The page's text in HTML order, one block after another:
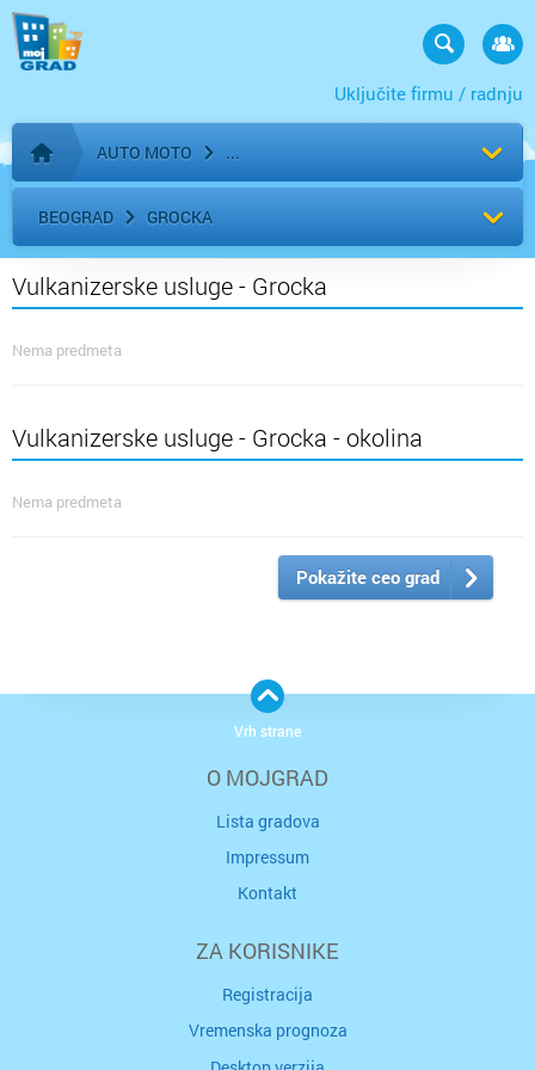
Uključite firmu / radnju
Početna stranica
AUTO MOTO
BEOGRAD GROCKA
Vulkanizerske usluge - Grocka
Nema predmeta
Vulkanizerske usluge - Grocka - okolina
Nema predmeta
Pokažite ceo grad
O MOJGRAD
Lista gradova
Impressum
Kontakt
ZA KORISNIKE
Registracija
Vremenska prognoza
Vrh strane